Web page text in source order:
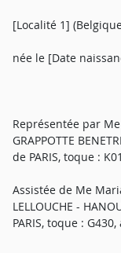
[Localité 1]
née le [Date
Représentée par Me
GRAPPOTTE
de PARIS, toque :
Assistée de Me
LELLOUCHE -
PARIS, toque :